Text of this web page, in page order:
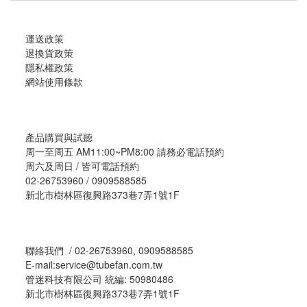
運送政策
退換貨政策
隱私權政策
網站使用條款
產品購買與試聽
周一至周五 AM11:00~PM8:00 請務必電話預約
周六及周日 / 皆可電話預約
02-26753960 / 0909588585
新北市樹林區復興路373巷7弄1號1F
聯絡我們 / 02-26753960, 0909588585
E-mail:service@tubefan.com.tw
管迷科技有限公司 統編: 50980486
新北市樹林區復興路373巷7弄1號1F